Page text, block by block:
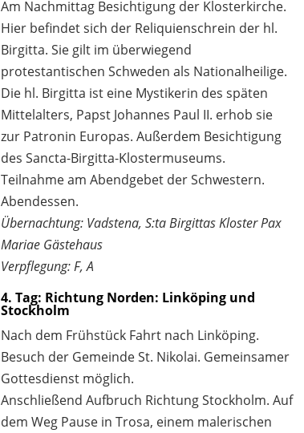
Am Nachmittag Besichtigung der Klosterkirche.
Hier befindet sich der Reliquienschrein der hl.
Birgitta. Sie gilt im überwiegend
protestantischen Schweden als Nationalheilige.
Die hl. Birgitta ist eine Mystikerin des späten
Mittelalters, Papst Johannes Paul II. erhob sie
zur Patronin Europas. Außerdem Besichtigung
des Sancta-Birgitta-Klostermuseums.
Teilnahme am Abendgebet der Schwestern.
Abendessen.
Übernachtung: Vadstena, S:ta Birgittas Kloster Pax
Mariae Gästehaus
Verpflegung: F, A
4. Tag: Richtung Norden: Linköping und
Stockholm
Nach dem Frühstück Fahrt nach Linköping.
Besuch der Gemeinde St. Nikolai. Gemeinsamer
Gottesdienst möglich.
Anschließend Aufbruch Richtung Stockholm. Auf
dem Weg Pause in Trosa, einem malerischen